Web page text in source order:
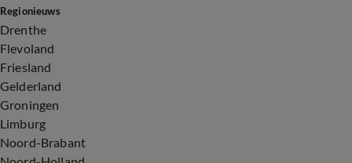
Regionieuws
Drenthe
Flevoland
Friesland
Gelderland
Groningen
Limburg
Noord-Brabant